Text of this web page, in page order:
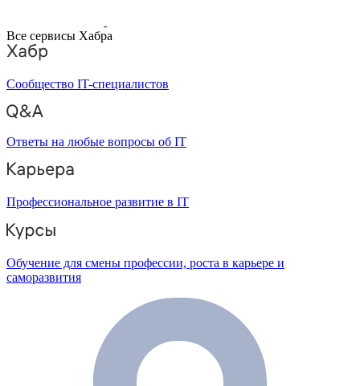
Все сервисы Хабра
Сообщество IT-специалистов
Ответы на любые вопросы об IT
Профессиональное развитие в IT
Обучение для смены профессии, роста в карьере и
саморазвития